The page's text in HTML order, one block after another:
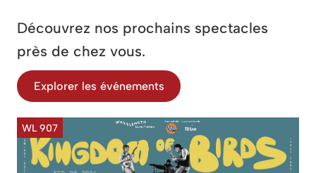
Découvrez nos prochains spectacles
près de chez vous.
Explorer les événements
WL 907